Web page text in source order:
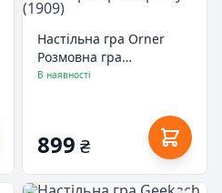
Настільна гра Orner
Розмовна гра
"Шевченко питає. Гра
В наявності
899 ₴